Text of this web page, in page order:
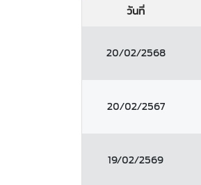
วันที่
20/02/2568
20/02/2567
19/02/2569